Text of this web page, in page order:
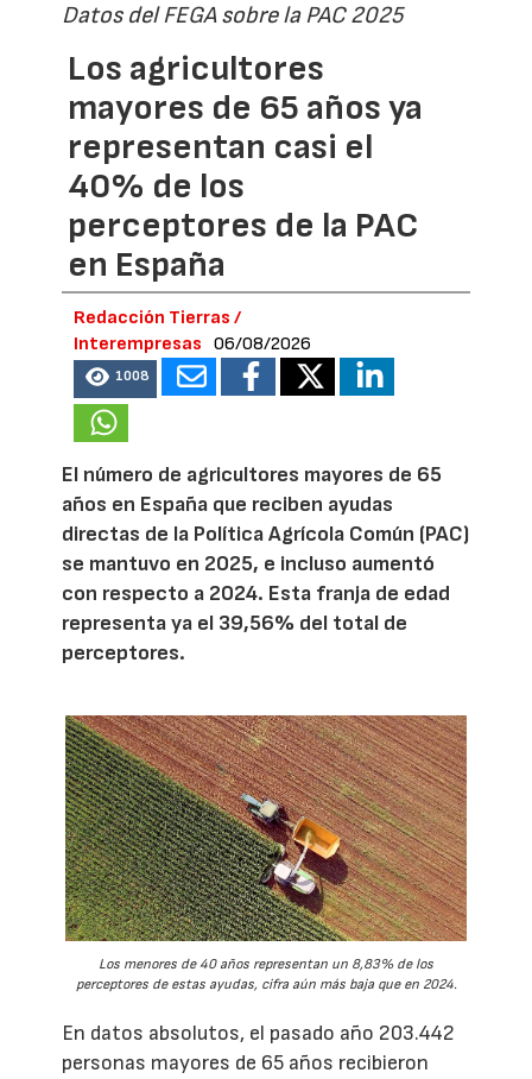
Datos del FEGA sobre la PAC 2025
Los agricultores
mayores de 65 años ya
representan casi el
40% de los
perceptores de la PAC
en España
Redacción Tierras /
Interempresas
06/08/2026
1008
El número de agricultores mayores de 65
años en España que reciben ayudas
directas de la Política Agrícola Común (PAC)
se mantuvo en 2025, e incluso aumentó
con respecto a 2024. Esta franja de edad
representa ya el 39,56% del total de
perceptores.
Los menores de 40 años representan un 8,83% de los
perceptores de estas ayudas, cifra aún más baja que en 2024.
En datos absolutos, el pasado año 203.442
personas mayores de 65 años recibieron